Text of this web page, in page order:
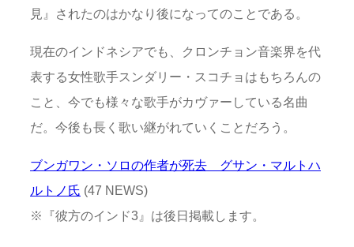
見』されたのはかなり後になってのことである。
現在のインドネシアでも、クロンチョン音楽界を代
表する女性歌手スンダリー・スコチョはもちろんの
こと、今でも様々な歌手がカヴァーしている名曲
だ。今後も長く歌い継がれていくことだろう。
ブンガワン・ソロの作者が死去 グサン・マルトハ
ルトノ氏 (47 NEWS)
※『彼方のインド3』は後日掲載します。